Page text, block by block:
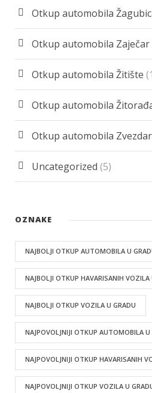
Otkup automobila
Otkup automobila Zaječar
Otkup automobila Žitište
Otkup automobila
Otkup automobila
Uncategorized (5)
OZNAKE
NAJBOLJI OTKUP AUTOMOBILA U
NAJBOLJI OTKUP HAVARISANIH VOZILA
NAJBOLJI OTKUP VOZILA U GRADU
NAJPOVOLJNIJI OTKUP AUTOMOBILA U
NAJPOVOLJNIJI OTKUP HAVARISANIH
NAJPOVOLJNIJI OTKUP VOZILA U